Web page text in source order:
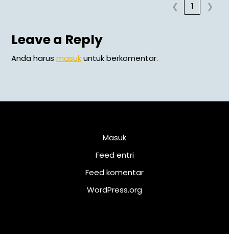
❮
1 ❯
Leave a Reply
Anda harus masukuntuk berkomentar.
Masuk
Feed entri
Feed komentar
WordPress.org